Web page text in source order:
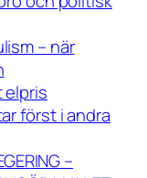
– när
elpris
först i andra
–